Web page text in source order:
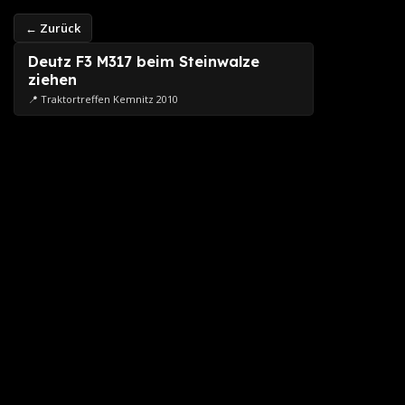
← Zurück
Deutz F3 M317 beim Steinwalze
ziehen
📍 Traktortreffen Kemnitz 2010